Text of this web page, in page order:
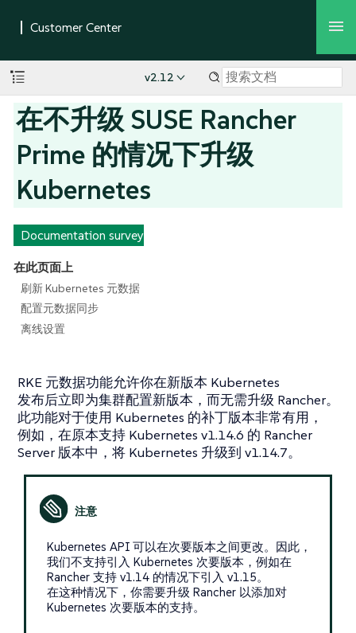
v2.12
在不升级 SUSE Rancher
Prime 的情况下升级
Kubernetes
Documentation survey
在此页面上
刷新 Kubernetes 元数据
配置元数据同步
离线设置
RKE 元数据功能允许你在新版本 Kubernetes
发布后立即为集群配置新版本，而无需升级 Rancher。
此功能对于使用 Kubernetes 的补丁版本非常有用，
例如，在原本支持 Kubernetes v1.14.6 的 Rancher
Server 版本中，将 Kubernetes 升级到 v1.14.7。
Kubernetes API 可以在次要版本之间更改。因此，
我们不支持引入 Kubernetes 次要版本，例如在
Rancher 支持 v1.14 的情况下引入 v1.15。
在这种情况下，你需要升级 Rancher 以添加对
Kubernetes 次要版本的支持。